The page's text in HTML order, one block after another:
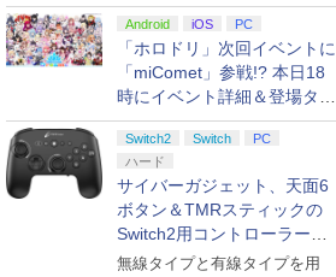
Android iOS PC
「ホロドリ」次回イベントに
「miComet」参戦!? 本日18
時にイベント詳細＆登場タレ
ント公開
Switch2 Switch
PC
ハード
サイバーガジェット、天面6
ボタン＆TMRスティックの
Switch2用コントローラーを9
月下旬発売！
無線タイプと有線タイプを用